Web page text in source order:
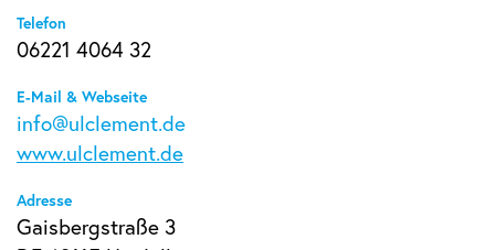
Telefon
06221 4064 32
E-Mail & Webseite
info@ulclement.de
www.ulclement.de
Adresse
Gaisbergstraße 3